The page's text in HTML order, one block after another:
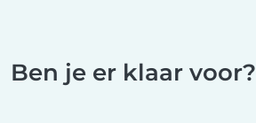
Ben je er klaar voor?